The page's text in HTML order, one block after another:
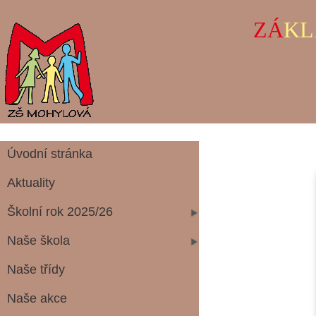
ZÁKL
Úvodní stránka
Aktuality
Školní rok 2025/26
Naše škola
Naše třídy
Naše akce